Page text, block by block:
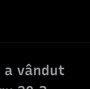
a vândut